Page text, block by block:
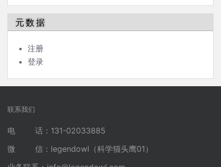
元数据
注册
登录
联系我们
电 话：131-02033885
微 信：legendowl（科学猫头鹰01）